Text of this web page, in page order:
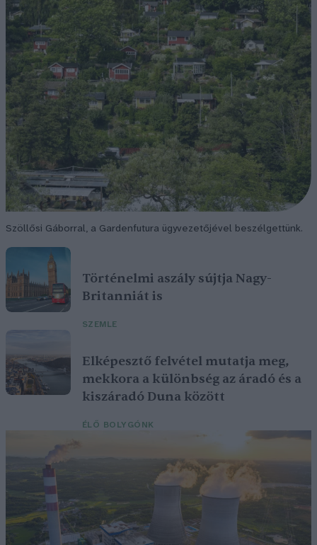
Szöllősi Gáborral, a Gardenfutura ügyvezetőjével beszélgettünk.
Történelmi aszály sújtja Nagy-
Britanniát is
SZEMLE
Elképesztő felvétel mutatja meg,
mekkora a különbség az áradó és a
kiszáradó Duna között
ÉLŐ BOLYGÓNK